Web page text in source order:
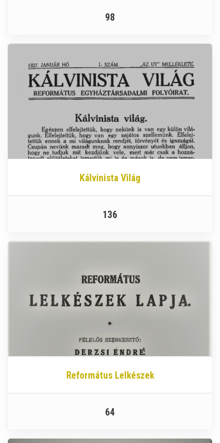
98
Kálvinista Világ
136
Református Lelkészek
64